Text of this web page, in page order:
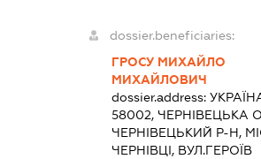
dossier.beneficiaries:
ГРОСУ МИХАЙЛО
МИХАЙЛОВИЧ
dossier.address:
58002, ЧЕРНІВЕЦЬКА
ЧЕРНІВЕЦЬКИЙ Р-Н,
ЧЕРНІВЦІ, ВУЛ.ГЕРОЇВ